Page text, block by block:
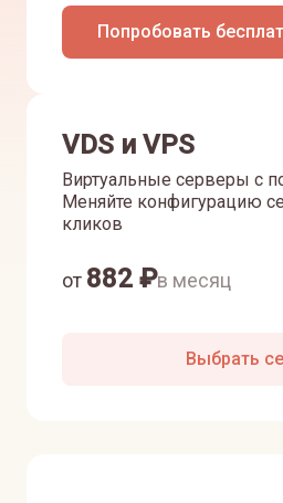
Попробовать
VDS и VPS
Виртуальные серверы с
Меняйте конфигурацию
кликов
от 882 ₽в месяц
Выбрать